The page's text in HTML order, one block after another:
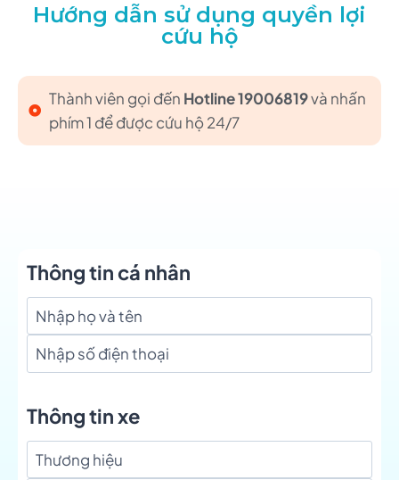
Hướng dẫn sử dụng quyền lợi
cứu hộ
Thành viên gọi đến Hotline 19006819và nhấn
phím 1 để được cứu hộ 24/7
Thông tin cá nhân
Thông tin xe